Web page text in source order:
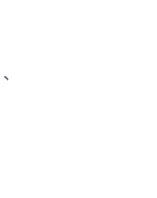
、